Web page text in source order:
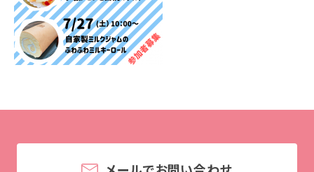
学校法人 育成学園の歩み
理事長メッセージ
学費サポート